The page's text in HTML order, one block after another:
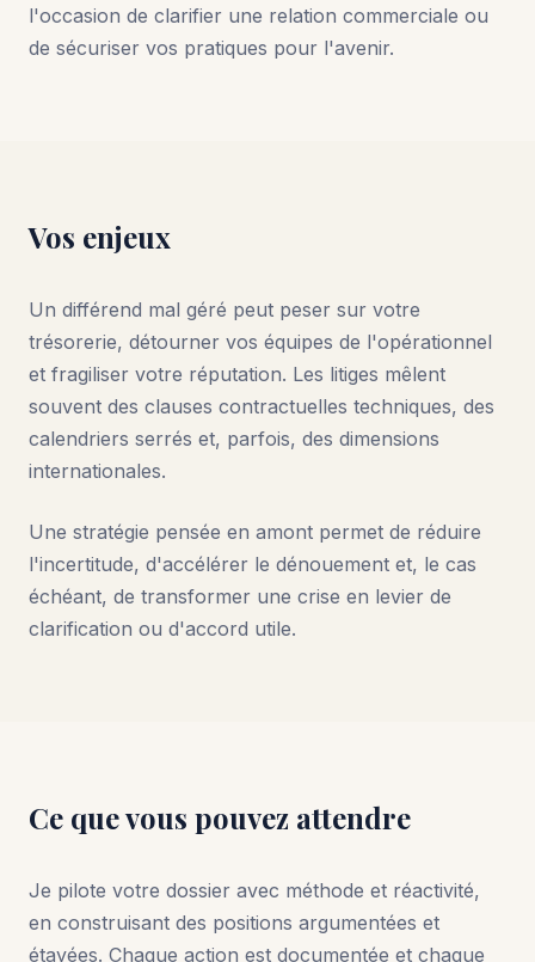
l'occasion de clarifier une relation commerciale ou
de sécuriser vos pratiques pour l'avenir.
Vos enjeux
Un différend mal géré peut peser sur votre
trésorerie, détourner vos équipes de l'opérationnel
et fragiliser votre réputation. Les litiges mêlent
souvent des clauses contractuelles techniques, des
calendriers serrés et, parfois, des dimensions
internationales.
Une stratégie pensée en amont permet de réduire
l'incertitude, d'accélérer le dénouement et, le cas
échéant, de transformer une crise en levier de
clarification ou d'accord utile.
Ce que vous pouvez attendre
Je pilote votre dossier avec méthode et réactivité,
en construisant des positions argumentées et
étayées. Chaque action est documentée et chaque